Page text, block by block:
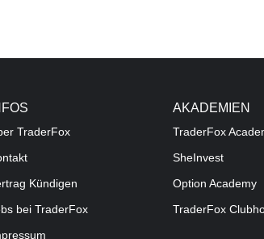
TraderFox
Kündigen
bei TraderFox
AKADEMIEN
TraderFox
SheInvest
Option Academy
TraderFox